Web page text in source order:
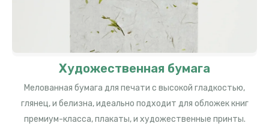
Художественная бумага
Мелованная бумага для печати с высокой гладкостью,
глянец, и белизна, идеально подходит для обложек книг
премиум-класса, плакаты, и художественные принты.